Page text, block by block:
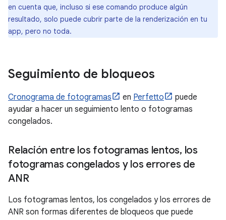
en cuenta que, incluso si ese comando produce algún
resultado, solo puede cubrir parte de la renderización en tu
app, pero no toda.
Seguimiento de bloqueos
Cronograma de fotogramas en Perfetto
puede
ayudar a hacer un seguimiento lento o fotogramas
congelados.
Relación entre los fotogramas lentos, los
fotogramas congelados y los errores de
ANR
Los fotogramas lentos, los congelados y los errores de
ANR son formas diferentes de bloqueos que puede